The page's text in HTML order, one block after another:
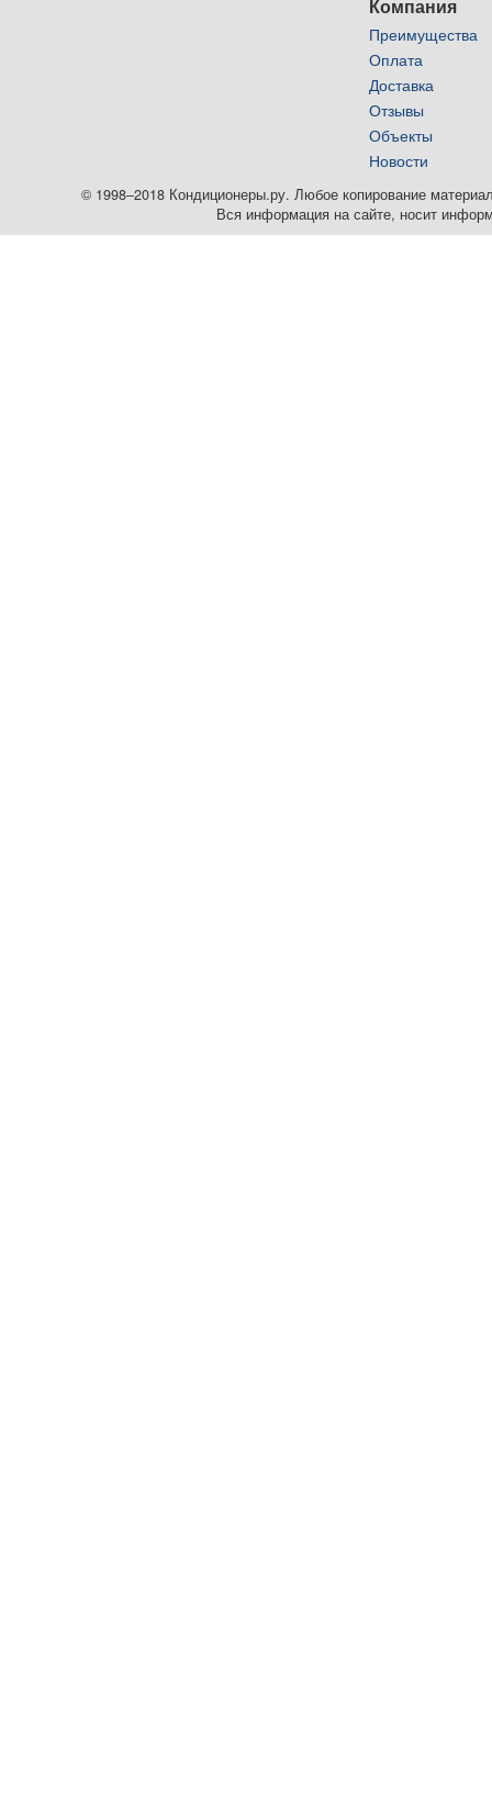
Компания
Преимущества
Оплата
Доставка
Отзывы
Объекты
Новости
© 1998–2018 Кондиционеры.ру. Любое копирование
Вся информация на сайте, носит